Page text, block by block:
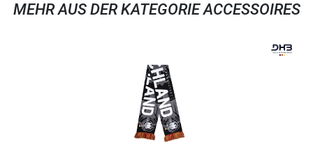
MEHR AUS DER KATEGORIE ACCESSOIRES